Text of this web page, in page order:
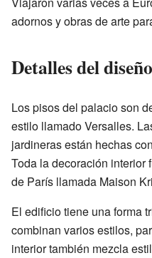
adornos y obras de arte
Detalles del
Los pisos del palacio son
estilo llamado Versalles.
jardineras están hechas
Toda la decoración interior
de París llamada Maison
El edificio tiene una forma
combinan varios estilos,
interior también mezcla